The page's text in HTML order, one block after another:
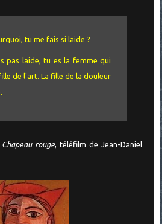
tu me fais si laide ?
pas laide, tu es la femme qui
de l'art. La fille de la douleur
rouge, téléfilm de Jean-Daniel